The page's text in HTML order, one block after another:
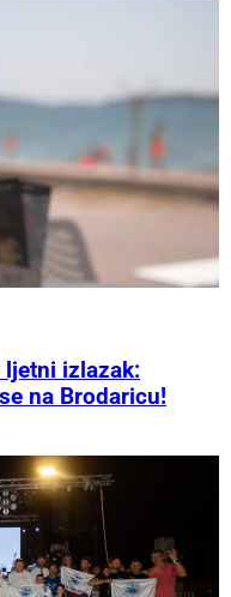
ljetni izlazak:
na Brodaricu!